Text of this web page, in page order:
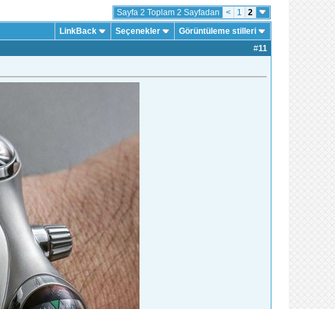
Sayfa 2 Toplam 2 Sayfadan < 1 2
LinkBack Seçenekler Görüntüleme stilleri
#11